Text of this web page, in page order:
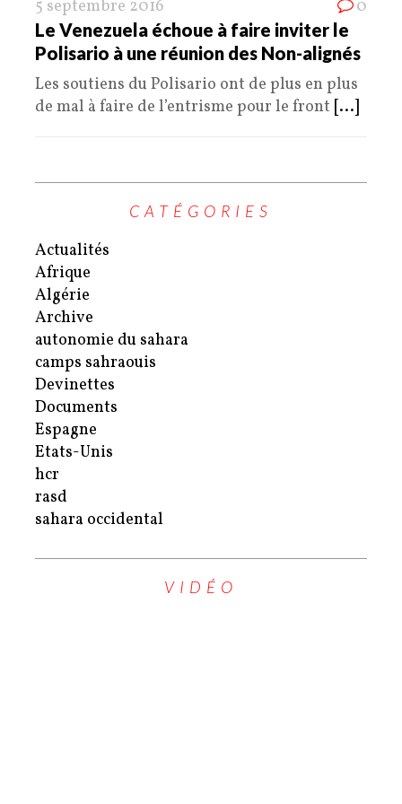
5 septembre 2016 0
Le Venezuela échoue à faire inviter le
Polisario à une réunion des Non-alignés
Les soutiens du Polisario ont de plus en plus
de mal à faire de l’entrisme pour le front [...]
CATÉGORIES
Actualités
Afrique
Algérie
Archive
autonomie du sahara
camps sahraouis
Devinettes
Documents
Espagne
Etats-Unis
hcr
rasd
sahara occidental
VIDÉO